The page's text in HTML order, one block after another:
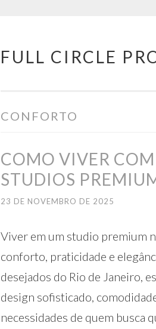
Pular
FULL CIRCLE
CONFORTO
COMO VIVER
STUDIOS
23 DE NOVEMBRO DE 2025
Viver em um studio premium
conforto, praticidade e
desejados do Rio de Janeiro,
design sofisticado,
necessidades de quem busca